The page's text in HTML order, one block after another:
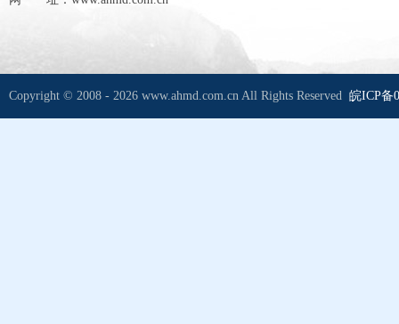
Copyright © 2008 - 2026 www.ahmd.com.cn All Rights Reserved 皖ICP备